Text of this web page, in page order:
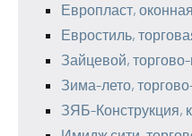
Европласт,
Евростиль,
Зайцевой,
Зима-лето,
ЗЯБ-Конструкция,